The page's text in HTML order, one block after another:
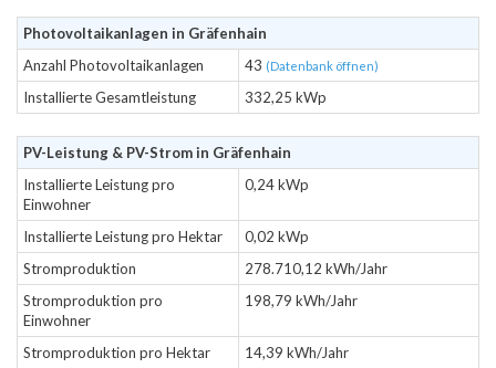
Photovoltaikanlagen in Gräfenhain
Anzahl Photovoltaikanlagen
43 (Datenbank öffnen)
Installierte Gesamtleistung 332,25 kWp
PV-Leistung & PV-Strom in Gräfenhain
Installierte Leistung pro
Einwohner
0,24 kWp
Installierte Leistung pro Hektar
0,02 kWp
Stromproduktion
278.710,12 kWh/Jahr
Stromproduktion pro
Einwohner
198,79 kWh/Jahr
Stromproduktion pro Hektar
14,39 kWh/Jahr